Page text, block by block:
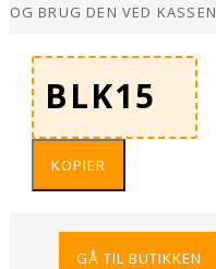
OG BRUG DEN VED KASSEN
KOPIER
GÅ TIL BUTIKKEN